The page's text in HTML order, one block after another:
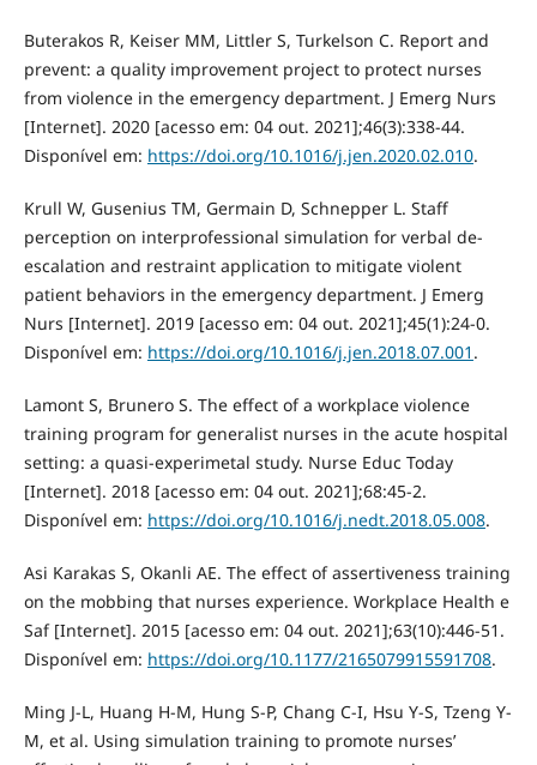
Buterakos R, Keiser MM, Littler S, Turkelson C. Report and
prevent: a quality improvement project to protect nurses
from violence in the emergency department. J Emerg Nurs
[Internet]. 2020 [acesso em: 04 out. 2021];46(3):338-44.
Disponível em: https://doi.org/10.1016/j.jen.2020.02.010.
Krull W, Gusenius TM, Germain D, Schnepper L. Staff
perception on interprofessional simulation for verbal de-
escalation and restraint application to mitigate violent
patient behaviors in the emergency department. J Emerg
Nurs [Internet]. 2019 [acesso em: 04 out. 2021];45(1):24-0.
Disponível em: https://doi.org/10.1016/j.jen.2018.07.001 .
Lamont S, Brunero S. The effect of a workplace violence
training program for generalist nurses in the acute hospital
setting: a quasi-experimetal study. Nurse Educ Today
[Internet]. 2018 [acesso em: 04 out. 2021];68:45-2.
Disponível em: https://doi.org/10.1016/j.nedt.2018.05.008.
Asi Karakas S, Okanli AE. The effect of assertiveness training
on the mobbing that nurses experience. Workplace Health e
Saf [Internet]. 2015 [acesso em: 04 out. 2021];63(10):446-51.
Disponível em: https://doi.org/10.1177/2165079915591708.
Ming J-L, Huang H-M, Hung S-P, Chang C-I, Hsu Y-S, Tzeng Y-
M, et al. Using simulation training to promote nurses’